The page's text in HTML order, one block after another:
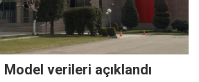
Model verileri açıklandı